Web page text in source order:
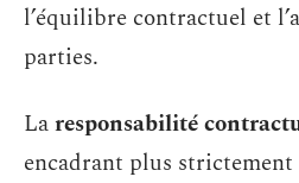
l’équilibre contractuel et
parties.
Laresponsabilité
encadrant plus